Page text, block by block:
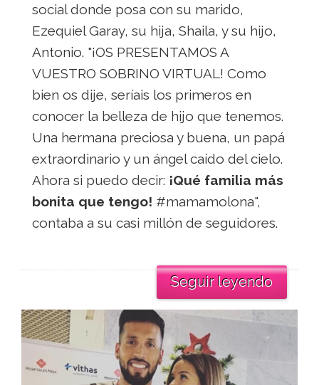
social donde posa con su marido,
Ezequiel Garay, su hija, Shaila, y su hijo,
Antonio. "¡OS PRESENTAMOS A
VUESTRO SOBRINO VIRTUAL! Como
bien os dije, seríais los primeros en
conocer la belleza de hijo que tenemos.
Una hermana preciosa y buena, un papá
extraordinario y un ángel caído del cielo.
Ahora si puedo decir: ¡Qué familia más
bonita que tengo! #mamamolona",
contaba a su casi millón de seguidores.
Seguir leyendo